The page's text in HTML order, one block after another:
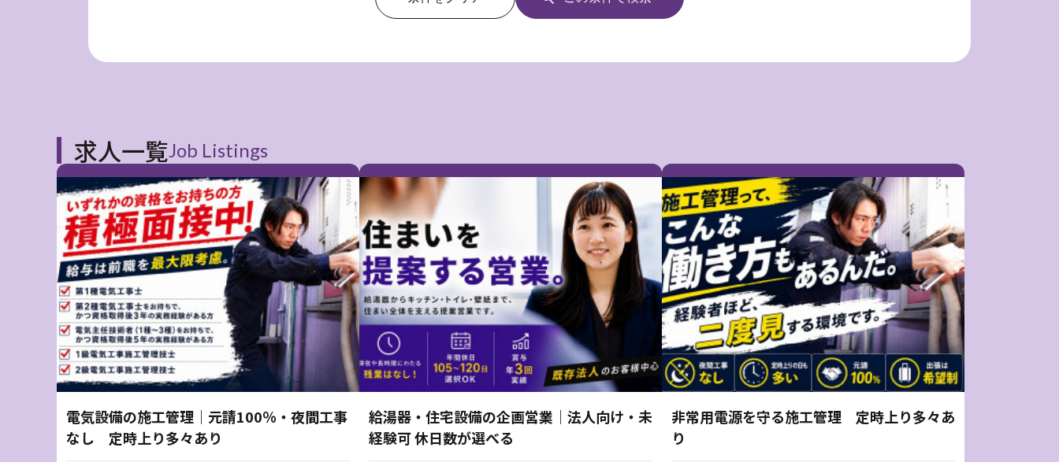
求人一覧Job Listings
電気設備の施工管理｜元請100％・夜間工事
なし 定時上り多々あり
給湯器・住宅設備の企画営業｜法人向け・未
経験可 休日数が選べる
非常用電源を守る施工管理 定時上り多々あ
り